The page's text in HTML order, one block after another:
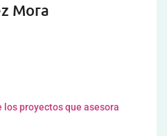
Mora
los proyectos que asesora